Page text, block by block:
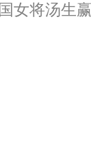
女将汤生